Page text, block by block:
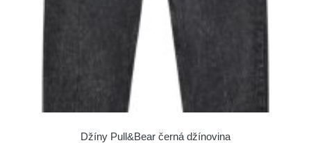
Džíny Pull&Bear černá džínovina